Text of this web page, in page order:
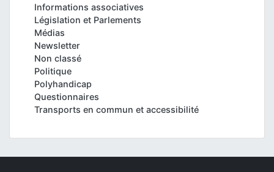
Informations associatives
Législation et Parlements
Médias
Newsletter
Non classé
Politique
Polyhandicap
Questionnaires
Transports en commun et accessibilité